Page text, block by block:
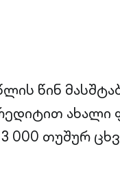
წინ
ახალი
000 თუშურ